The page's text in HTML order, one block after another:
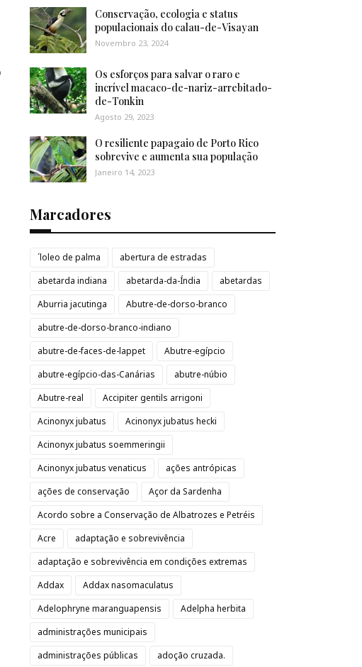
Conservação, ecologia e status
populacionais do calau-de-Visayan
Novembro 23, 2024
Os esforços para salvar o raro e
incrível macaco-de-nariz-arrebitado-
de-Tonkin
Agosto 29, 2023
O resiliente papagaio de Porto Rico
sobrevive e aumenta sua população
Janeiro 14, 2023
Marcadores
´loleo de palma
abertura de estradas
abetarda indiana
abetarda-da-Índia
abetardas
Aburria jacutinga
Abutre-de-dorso-branco
abutre-de-dorso-branco-indiano
abutre-de-faces-de-lappet
Abutre-egípcio
abutre-egípcio-das-Canárias
abutre-núbio
Abutre-real
Accipiter gentils arrigoni
Acinonyx jubatus
Acinonyx jubatus hecki
Acinonyx jubatus soemmeringii
Acinonyx jubatus venaticus
ações antrópicas
ações de conservação
Açor da Sardenha
Acordo sobre a Conservação de Albatrozes e Petréis
Acre
adaptação e sobrevivência
adaptação e sobrevivência em condições extremas
Addax
Addax nasomaculatus
Adelophryne maranguapensis
Adelpha herbita
administrações municipais
administrações públicas
adoção cruzada.